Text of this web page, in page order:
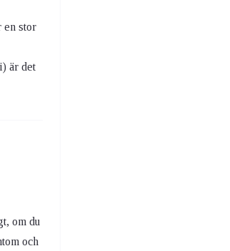
en stor
är det
om du
och